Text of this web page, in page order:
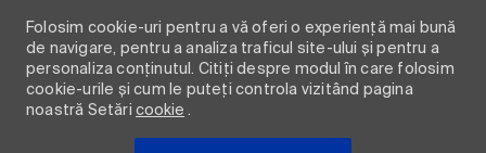
Folosim cookie-uri pentru a vă oferi o experiență mai bună
de navigare, pentru a analiza traficul site-ului și pentru a
personaliza conținutul. Citiți despre modul în care folosim
cookie-urile și cum le puteți controla vizitând pagina
noastră Setări cookie .